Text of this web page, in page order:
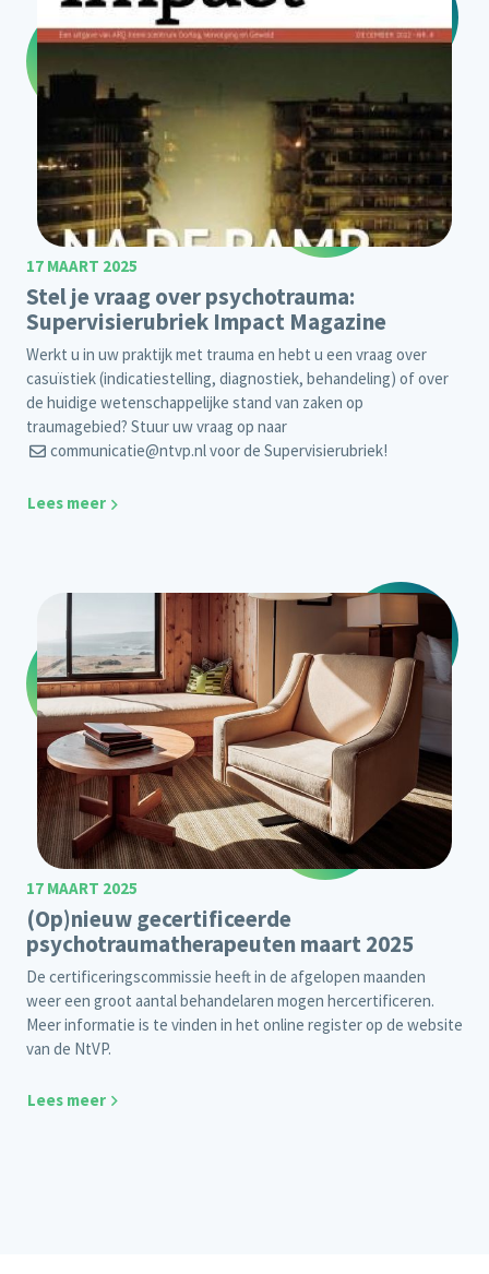
17 MAART 2025
Stel je vraag over psychotrauma:
Supervisierubriek Impact Magazine
Werkt u in uw praktijk met trauma en hebt u een vraag over
casuïstiek (indicatiestelling, diagnostiek, behandeling) of over
de huidige wetenschappelijke stand van zaken op
traumagebied? Stuur uw vraag op naar
communicatie@ntvp.nlvoor de Supervisierubriek!
Lees meer
17 MAART 2025
(Op)nieuw gecertificeerde
psychotraumatherapeuten maart 2025
De certificeringscommissie heeft in de afgelopen maanden
weer een groot aantal behandelaren mogen hercertificeren.
Meer informatie is te vinden in het online register op de website
van de NtVP.
Lees meer